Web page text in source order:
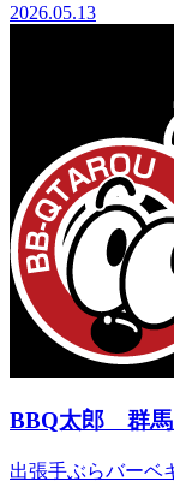
2026.05.13
BBQ太郎 群
出張手ぶらバーベ